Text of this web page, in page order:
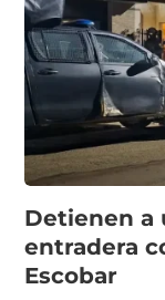
Detienen a
entradera
Escobar